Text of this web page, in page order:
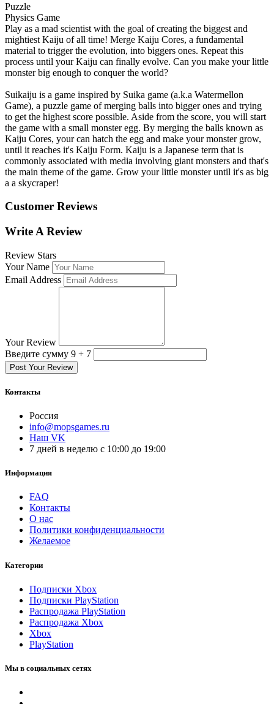
Puzzle
Physics Game
Play as a mad scientist with the goal of creating the biggest and
mightiest Kaiju of all time! Merge Kaiju Cores, a fundamental
material to trigger the evolution, into biggers ones. Repeat this
process until your Kaiju can finally evolve. Can you make your little
monster big enough to conquer the world?
Suikaiju is a game inspired by Suika game (a.k.a Watermellon
Game), a puzzle game of merging balls into bigger ones and trying
to get the highest score possible. Aside from the score, you will start
the game with a small monster egg. By merging the balls known as
Kaiju Cores, your can hatch the egg and make your monster grow,
until it reaches it's Kaiju Form. Kaiju is a Japanese term that is
commonly associated with media involving giant monsters and that's
the main theme of the game. Grow your little monster until it's as big
a a skycraper!
Customer Reviews
Write A Review
Review Stars
Your Name
Email Address
Your Review
Введите сумму 9 + 7
Post Your Review
Контакты
Россия
info@mopsgames.ru
Наш VK
7 дней в неделю с 10:00 до 19:00
Информация
FAQ
Контакты
О нас
Политики конфиденциальности
Желаемое
Категории
Подписки Xbox
Подписки PlayStation
Распродажа PlayStation
Распродажа Xbox
Xbox
PlayStation
Мы в социальных сетях